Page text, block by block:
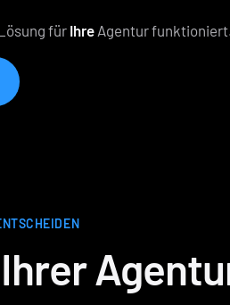
für Ihre Agentur